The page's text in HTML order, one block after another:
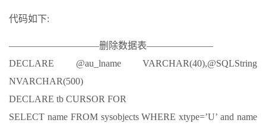
代码如下:
—————————–删除数据表———————
DECLARE @au_lname VARCHAR(40),@SQLString
NVARCHAR(500)
DECLARE tb CURSOR FOR
SELECT name FROM sysobjects WHERE xtype=’U’ and name